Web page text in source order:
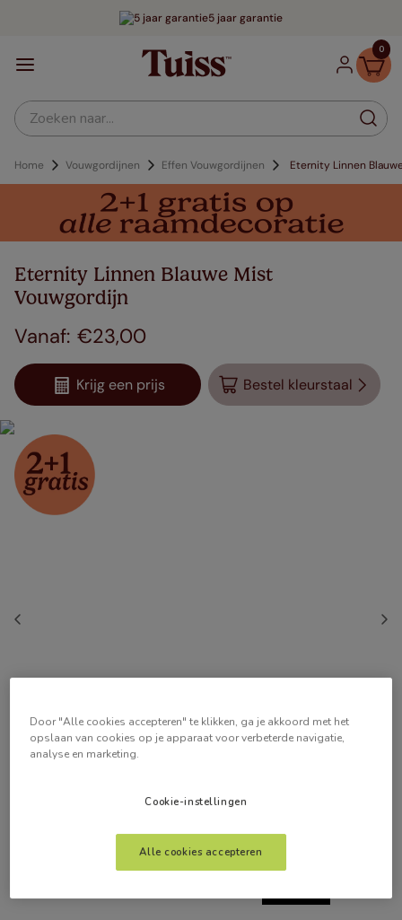
5 jaar garantie
0
Zoeken naar...
Home Vouwgordijnen Effen Vouwgordijnen Eternity Linnen
Eternity Linnen Blauwe Mist
Vouwgordijn
€23,00
Krijg een prijs Bestel kleurstaal
Door "Alle cookies accepteren" te klikken, ga je akkoord met het
opslaan van cookies op je apparaat voor verbeterde navigatie,
analyse en marketing.
Cookie-instellingen
Alle cookies accepteren